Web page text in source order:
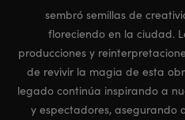
sembró semillas de
floreciendo en la ciudad.
producciones y
de revivir la magia de esta
legado continúa inspirando a
y espectadores, asegurando